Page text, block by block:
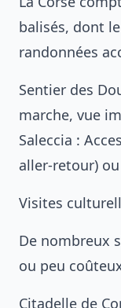
balisés, dont
randonnées
Sentier des
marche, vue
Saleccia :
aller-retour)
Visites
De nombreux
ou peu
Citadelle de